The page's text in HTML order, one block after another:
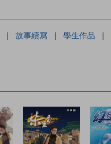
| 故事續寫 | 學生作品 |